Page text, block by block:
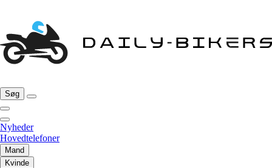
Søg
Nyheder
Hovedtelefoner
Mand
Kvinde